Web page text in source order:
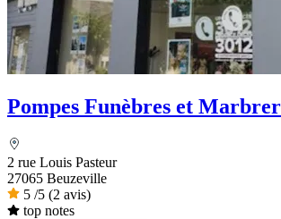
Pompes Funèbres et
2 rue Louis Pasteur
27065 Beuzeville
5 /5 (2 avis)
top notes